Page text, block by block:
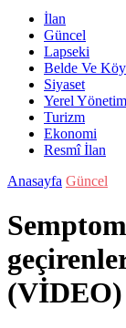
İlan
Güncel
Lapseki
Belde Ve
Siyaset
Yerel Yönetim
Turizm
Ekonomi
Resmî İlan
Anasayfa Güncel
(VİDEO)